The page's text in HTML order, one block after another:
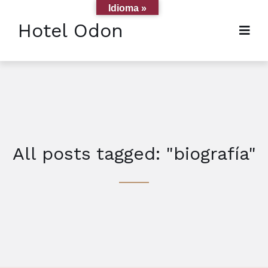
Hotel Odon
All posts tagged: "biografía"
Idioma »